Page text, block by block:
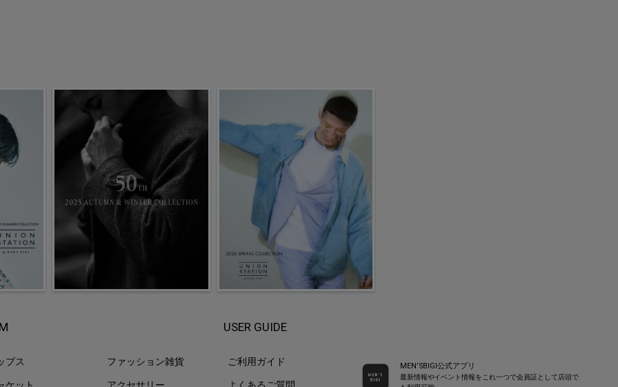
プス
ケット
ファッション雑貨
アクセサリー
USER GUIDE
ご利用ガイド
よくあるご質問
MEN’SBIGI公式アプリ
最新情報やイベント情報をこれ一つで会員証として店頭で